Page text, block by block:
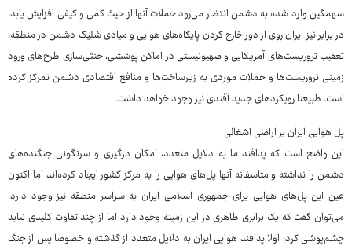
سهمگین وارد شده به دشمن انتظار می‌رود حملات آنها از حیث کمی و کیفی افزایش یابد.
در برابر نیز ایران روی از دور خارج کردن پایگاه‌های هوایی و مبادی شلیک دشمن در منطقه،
تعقیب تروریست‌های آمریکایی و صهیونیستی در اماکن پوششی، خنثی‌سازی طرح‌های ورود
زمینی تروریست‌ها و حملات موردی به زیرساخت‌ها و منافع اقتصادی دشمن تمرکز کرده
است. طبیعتا رویکردهای جدید آفندی نیز وجود خواهد داشت.
پل هوایی ایران بر اراضی اشغالی
این واضح است که پدافند ما به دلایل متعدد، امکان درگیری و سرنگونی جنگنده‌های
دشمن را نداشته و متاسفانه آنها پل‌های هوایی را به مرکز کشور ایجاد کرده‌اند اما اکنون
عین این پل‌های هوایی برای جمهوری اسلامی ایران به سراسر منطقه نیز وجود دارد.
می‌توان گفت که یک برابری ظاهری در این زمینه وجود دارد اما از چند تفاوت کلیدی نباید
چشم‌پوشی کرد: اولا پدافند هوایی ایران به دلایل متعدد از گذشته و خصوصا پس از جنگ